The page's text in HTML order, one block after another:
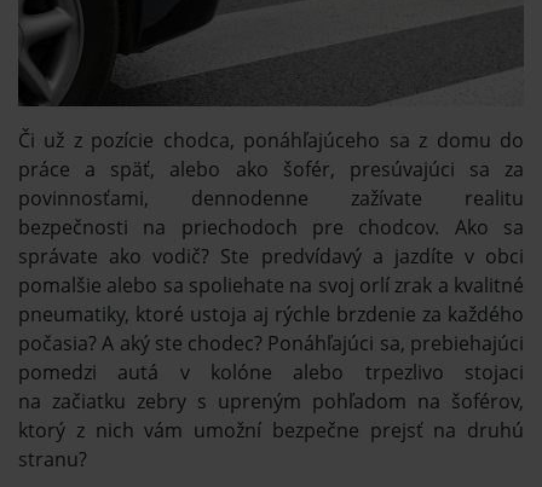
Či už z pozície chodca, ponáhľajúceho sa z domu do
práce a späť, alebo ako šofér, presúvajúci sa za
povinnosťami, dennodenne zažívate realitu
bezpečnosti na priechodoch pre chodcov. Ako sa
správate ako vodič? Ste predvídavý a jazdíte v obci
pomalšie alebo sa spoliehate na svoj orlí zrak a kvalitné
pneumatiky, ktoré ustoja aj rýchle brzdenie za každého
počasia? A aký ste chodec? Ponáhľajúci sa, prebiehajúci
pomedzi autá v kolóne alebo trpezlivo stojaci
na začiatku zebry s upreným pohľadom na šoférov,
ktorý z nich vám umožní bezpečne prejsť na druhú
stranu?